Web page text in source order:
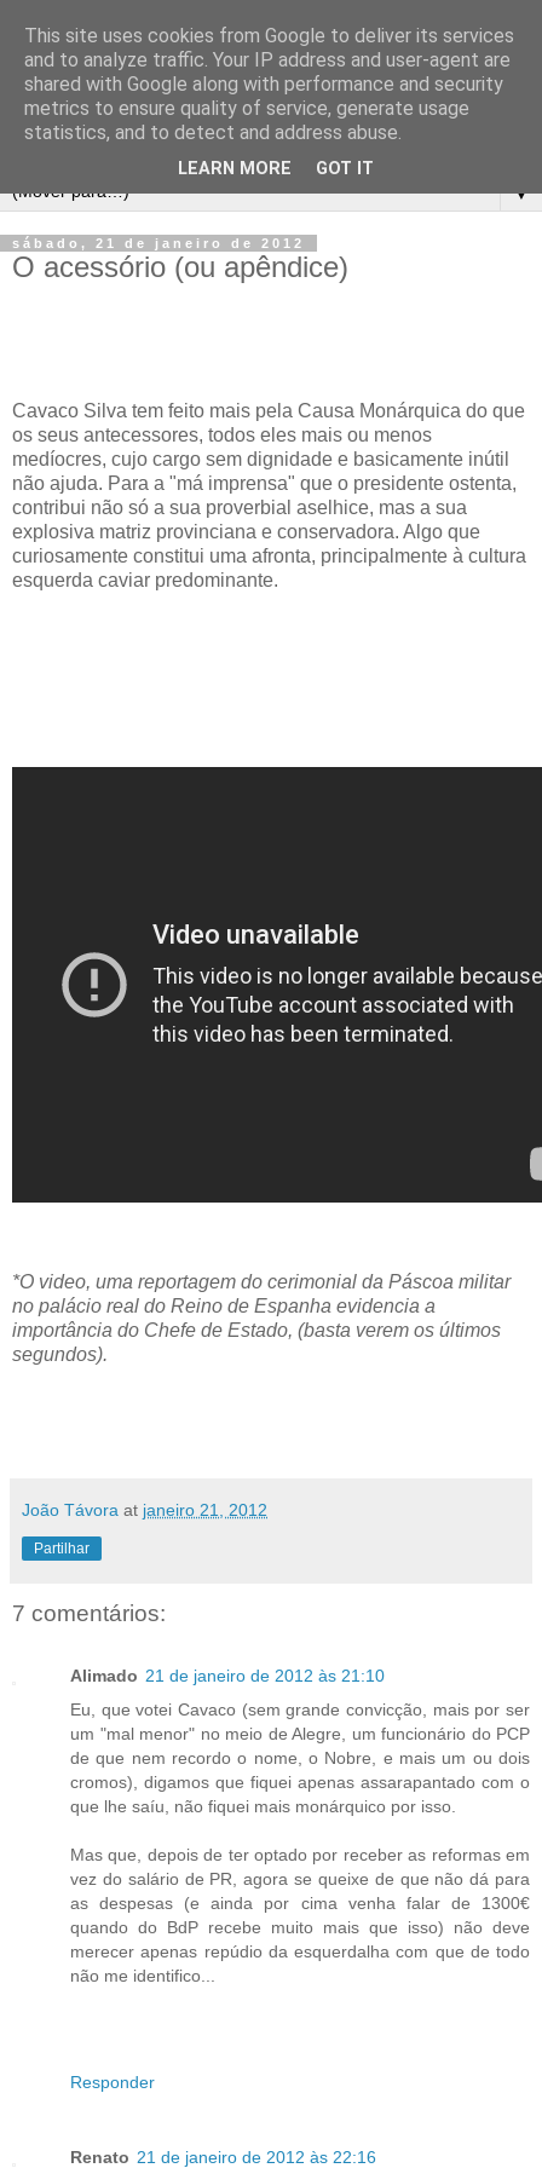
▼
sábado, 21 de janeiro de 2012
O acessório (ou apêndice)
Cavaco Silva tem feito mais pela Causa Monárquica do que
os seus antecessores, todos eles mais ou menos
medíocres, cujo cargo sem dignidade e basicamente inútil
não ajuda. Para a "má imprensa" que o presidente ostenta,
contribui não só a sua proverbial aselhice, mas a sua
explosiva matriz provinciana e conservadora. Algo que
curiosamente constitui uma afronta, principalmente à cultura
esquerda caviar predominante.
*O video, uma reportagem do cerimonial da Páscoa militar
no palácio real do Reino de Espanha evidencia a
importância do Chefe de Estado, (basta verem os últimos
segundos).
João Távora at janeiro 21, 2012
Partilhar
7 comentários:
Alimado 21 de janeiro de 2012 às 21:10
Eu, que votei Cavaco (sem grande convicção, mais por ser
um "mal menor" no meio de Alegre, um funcionário do PCP
de que nem recordo o nome, o Nobre, e mais um ou dois
cromos), digamos que fiquei apenas assarapantado com o
que lhe saíu, não fiquei mais monárquico por isso.
Mas que, depois de ter optado por receber as reformas em
vez do salário de PR, agora se queixe de que não dá para
as despesas (e ainda por cima venha falar de 1300€
quando do BdP recebe muito mais que isso) não deve
merecer apenas repúdio da esquerdalha com que de todo
não me identifico...
Responder
Renato 21 de janeiro de 2012 às 22:16
This site uses cookies from Google to deliver its services
and to analyze traffic. Your IP address and user-agent are
shared with Google along with performance and security
metrics to ensure quality of service, generate usage
statistics, and to detect and address abuse.
LEARN MORE GOT IT